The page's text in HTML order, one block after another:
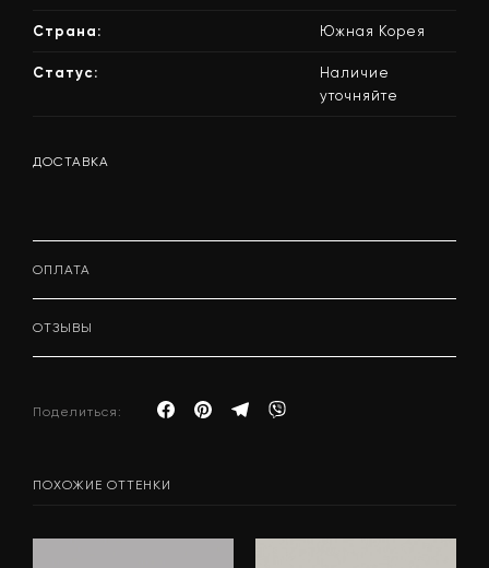
Страна: Южная Корея
Статус:
Наличие
уточняйте
ДОСТАВКА
ОПЛАТА
ОТЗЫВЫ
Поделиться:
ПОХОЖИЕ ОТТЕНКИ